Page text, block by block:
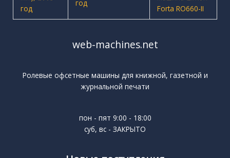
web-machines.net
Ролевые офсетные машины для книжной, газетной и
журнальной печати
пон - пят 9:00 - 18:00
суб, вс - ЗАКРЫТО